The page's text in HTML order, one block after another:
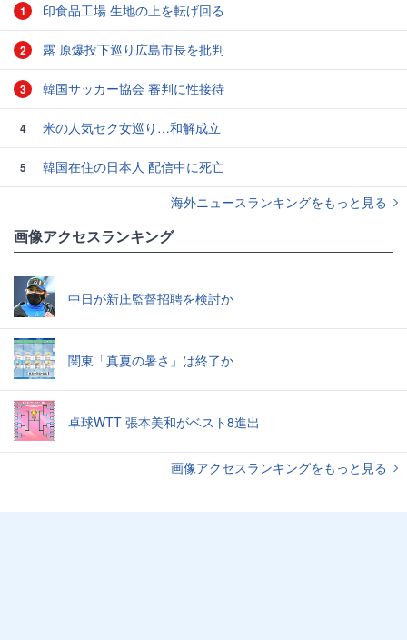
1 印食品工場 生地の上を転げ回る
2 露 原爆投下巡り広島市長を批判
3 韓国サッカー協会 審判に性接待
4 米の人気セク女巡り…和解成立
5
韓国在住の日本人 配信中に死亡
海外ニュースランキングをもっと見る
画像アクセスランキング
中日が新庄監督招聘を検討か
関東「真夏の暑さ」は終了か
卓球WTT 張本美和がベスト8進出
画像アクセスランキングをもっと見る